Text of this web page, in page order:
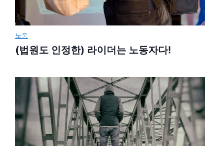
노동
(법원도 인정한) 라이더는 노동자다!